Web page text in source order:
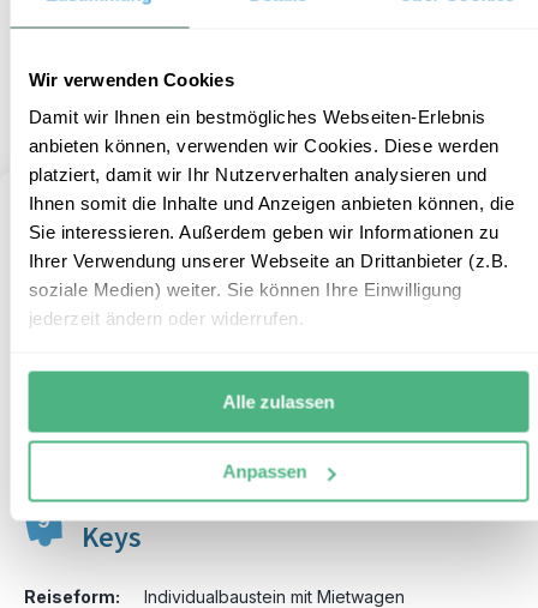
Wir verwenden Cookies
Damit wir Ihnen ein bestmögliches Webseiten-Erlebnis
anbieten können, verwenden wir Cookies. Diese werden
platziert, damit wir Ihr Nutzerverhalten analysieren und
Ihnen somit die Inhalte und Anzeigen anbieten können, die
Sie interessieren. Außerdem geben wir Informationen zu
Ihrer Verwendung unserer Webseite an Drittanbieter (z.B.
soziale Medien) weiter. Sie können Ihre Einwilligung
jederzeit ändern oder widerrufen.
Alle zulassen
Anpassen
ab € 255,- Euro pro Kind
ZUM REISEBAUSTEIN
9
Palmenstrände auf den Upper
Keys
Reiseform:
Individualbaustein mit Mietwagen